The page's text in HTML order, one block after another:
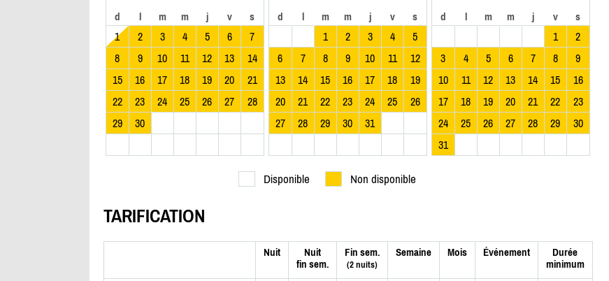
d l m m j v s
1 2 3 4 5 6
7
8
9 10 11 12 13
14
15
16 17 18 19 20
21
22
23 24 25 26 27
28
29
30
d l m m j v s
1 2 3 4
5
6
7 8 9 10 11
12
13
14 15 16 17 18
19
20
21 22 23 24 25
26
27
28 29 30 31
d l m m j v s
1
2
3
4 5 6 7 8
9
10
11 12 13 14 15
16
17
18 19 20 21 22
23
24
25 26 27 28 29
30
31
Disponible Non disponible
TARIFICATION
Nuit
Nuit
fin sem.
Fin sem.
(2 nuits)
Semaine Mois Événement
Durée
minimum